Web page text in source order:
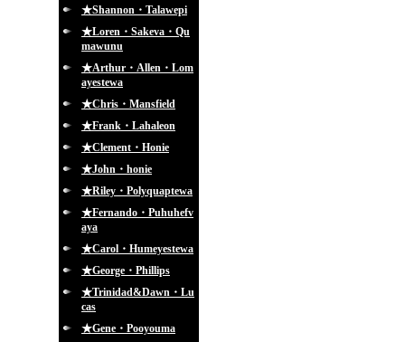
★Shannon・Talawepi
★Loren・Sakeva・Qu
mawunu
★Arthur・Allen・Lom
ayestewa
★Chris・Mansfield
★Frank・Lahaleon
★Clement・Honie
★John・honie
★Riley・Polyquaptewa
★Fernando・Puhuhefv
aya
★Carol・Humeyestewa
★George・Phillips
★Trinidad&Dawn・Lu
cas
★Gene・Pooyouma